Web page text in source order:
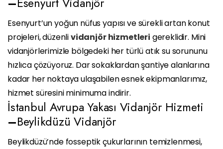
Esenyurt’un yoğun nüfus yapısı ve sürekli artan konut
projeleri, düzenlividanjör hizmetleri gereklidir. Mini
vidanjörlerimizle bölgedeki her türlü atık su sorununu
hızlıca çözüyoruz. Dar sokaklardan şantiye alanlarına
kadar her noktaya ulaşabilen esnek ekipmanlarımız,
hizmet süresini minimuma indirir.
İstanbul Avrupa Yakası Vidanjör Hizmeti
–Beylikdüzü Vidanjör
Beylikdüzü’nde fosseptik çukurlarının temizlenmesi,